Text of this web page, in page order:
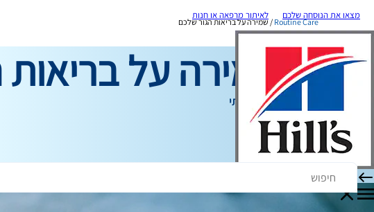
מצאו את הנוסחה שלכם לאיתור מרפאה או חנות
Routine Care שמירה על בריאות הגור שלכם
שמירה על
טיפול שגרתי
כותב צוות